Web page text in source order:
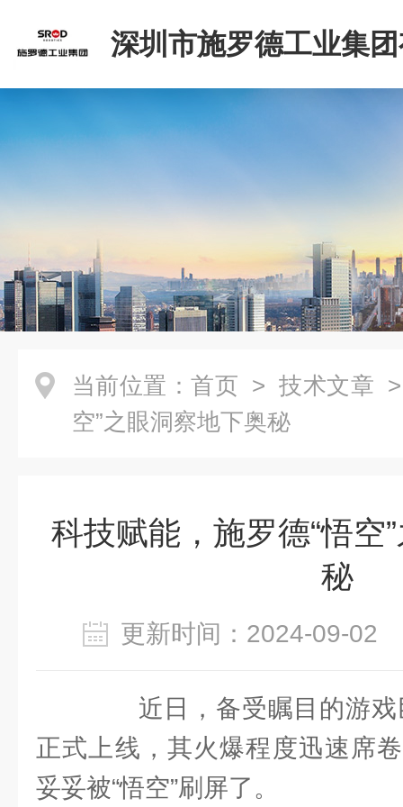
深圳市施罗德工业集
司
当前位置： 首页 > 技术文章
空”之眼洞察地下奥秘
科技赋能，施罗德“悟空
秘
更新时间：2024-09-
近日，备受瞩目的游戏
正式上线，其火爆程度迅速席
妥妥被“悟空”刷屏了。